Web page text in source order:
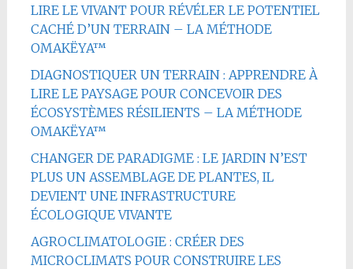
LIRE LE VIVANT POUR RÉVÉLER LE POTENTIEL
CACHÉ D’UN TERRAIN – LA MÉTHODE
OMAKËYA™
DIAGNOSTIQUER UN TERRAIN : APPRENDRE À
LIRE LE PAYSAGE POUR CONCEVOIR DES
ÉCOSYSTÈMES RÉSILIENTS – LA MÉTHODE
OMAKËYA™
CHANGER DE PARADIGME : LE JARDIN N’EST
PLUS UN ASSEMBLAGE DE PLANTES, IL
DEVIENT UNE INFRASTRUCTURE
ÉCOLOGIQUE VIVANTE
AGROCLIMATOLOGIE : CRÉER DES
MICROCLIMATS POUR CONSTRUIRE LES